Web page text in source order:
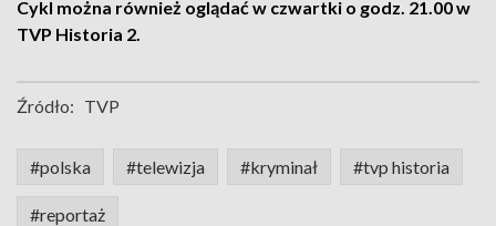
Cykl można również oglądać w czwartki o godz. 21.00 w
TVP Historia 2.
Źródło: TVP
#polska #telewizja #kryminał #tvp historia
#reportaż